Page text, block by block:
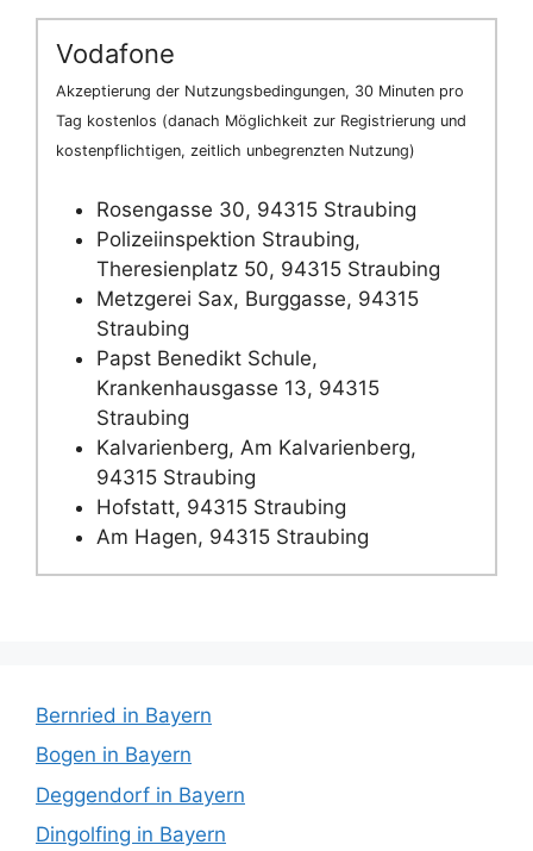
Vodafone
Akzeptierung der Nutzungsbedingungen, 30 Minuten pro
Tag kostenlos (danach Möglichkeit zur Registrierung und
kostenpflichtigen, zeitlich unbegrenzten Nutzung)
Rosengasse 30, 94315 Straubing
Polizeiinspektion Straubing,
Theresienplatz 50, 94315 Straubing
Metzgerei Sax, Burggasse, 94315
Straubing
Papst Benedikt Schule,
Krankenhausgasse 13, 94315
Straubing
Kalvarienberg, Am Kalvarienberg,
94315 Straubing
Hofstatt, 94315 Straubing
Am Hagen, 94315 Straubing
Bernried in Bayern
Bogen in Bayern
Deggendorf in Bayern
Dingolfing in Bayern